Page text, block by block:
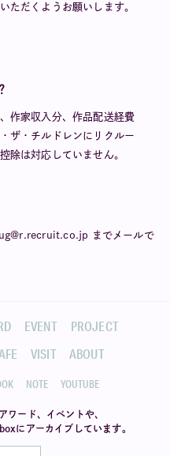
ただくようお願いします。
作家収入分、作品配送経費
ザ・チルドレンにリクルー
除は対応していません。
までメールで
EVENT
PROJECT
VISIT ABOUT
NOTE YOUTUBE
ワード、イベントや、
にアーカイブしています。